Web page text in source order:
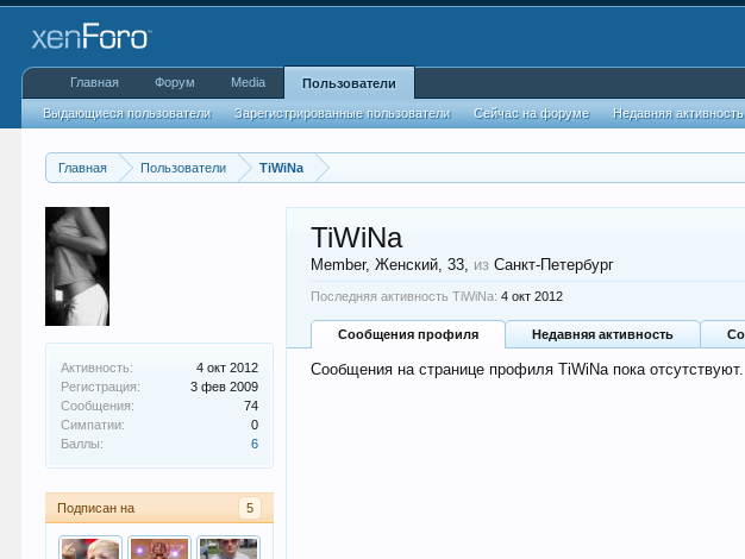
Главная Пользователи TiWiNa
Активность:
4 окт 2012
Регистрация:
3 фев 2009
Сообщения:
74
Симпатии:
0
Баллы:
6
Подписан на 5
TiWiNa
Member, Женский, 33, из Санкт-Петербург
Последняя активность TiWiNa: 4 окт 2012
Сообщения профиля Недавняя активность
Сообщения на странице профиля TiWiNa пока отсутствуют.
Главная Форум Media Пользователи
Выдающиеся пользователи Зарегистрированные пользователи Сейчас на форуме Недавняя активность